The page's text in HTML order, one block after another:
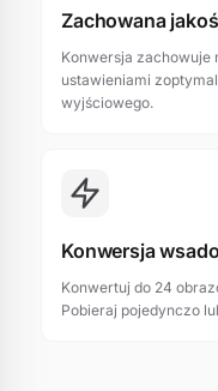
Zachowana
Konwersja zachowuje
ustawieniami
wyjściowego.
Konwersja
Konwertuj do 24
Pobieraj pojedynczo